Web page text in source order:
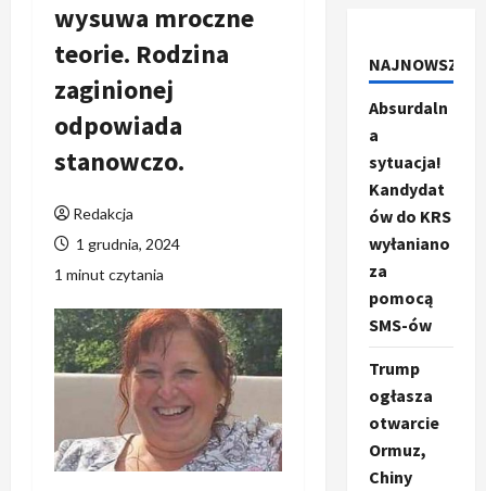
wysuwa mroczne
teorie. Rodzina
zaginionej
odpowiada
stanowczo.
Redakcja
1 grudnia, 2024
1 minut czytania
NAJNOWSZE
Absurdaln
a
sytuacja!
Kandydat
ów do KRS
wyłaniano
za
pomocą
SMS-ów
Trump
ogłasza
otwarcie
Ormuz,
Chiny